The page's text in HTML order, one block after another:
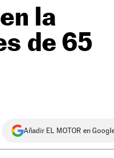
la
de 65
Añadir EL MOTOR en